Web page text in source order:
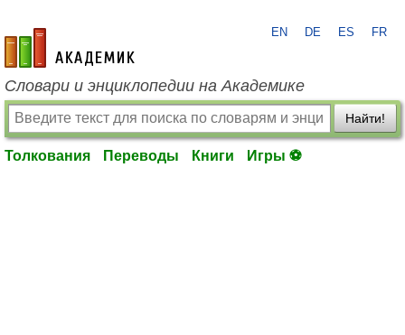
academic.ru
EN DE ES FR
Словари и энциклопедии на Академике
Найти!
Толкования Переводы Книги Игры ⚽